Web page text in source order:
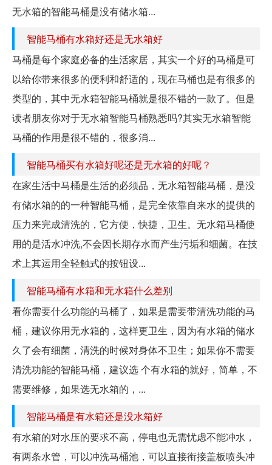
无水箱的智能马桶是没有储水箱...
智能马桶有水箱好还是无水箱好
马桶是每个家庭必备的生活家居，其实一个好的马桶是可
以给你带来很多的便利和舒适的，现在马桶也是有很多的
类型的，其中无水箱智能马桶就是很不错的一款了。但是
读者朋友你对于无水箱智能马桶熟悉吗?其实无水箱智能
马桶的作用是很不错的，很多消...
智能马桶买有水箱好呢还是无水箱的好呢？
在家生活中马桶是生活的必须品，无水箱智能马桶，是没
有储水箱的的一种智能马桶，是完全依靠自来水的提供的
压力来完成清洗的，它方便，快捷，卫生。无水箱马桶使
用的是活水冲洗,不会因长期存水而产生污垢和细菌。在技
术上其运用全轻触式的按钮设...
智能马桶有水箱和无水箱什么差别
看你需要什么功能的马桶了，如果是需要带清洗功能的马
桶，建议你用无水箱的，这样更卫生，因为有水箱的储水
久了会有细菌，清洗的时候对身体不卫生；如果你不需要
清洗功能的智能马桶，建议选 个有水箱的就好，简单，不
需要维修，如果选无水箱的，...
智能马桶是有水箱还是没水箱好
有水箱的对水压的要求不高，停电也无需忧虑不能冲水，
有两条水管，可以冲洗马桶池，可以直接衔接盖板喷头冲